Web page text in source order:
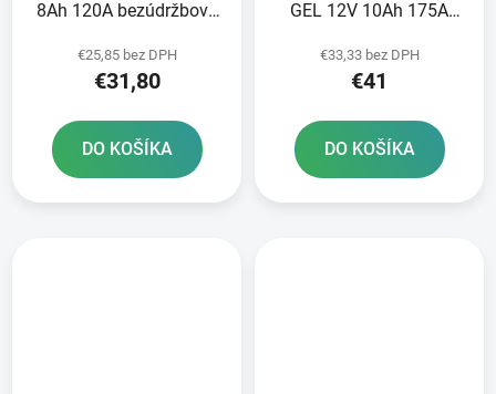
8Ah 120A bezúdržbová
150x68x105 A-TECH
aktivovaná z výroby
€25,85 bez DPH
€31,80
DO KOŠÍKA
GEL 12V 10Ah 175A
technológia 150x88x105
A-TECH aktivovaná vo
€33,33 bez DPH
€41
DO KOŠÍKA